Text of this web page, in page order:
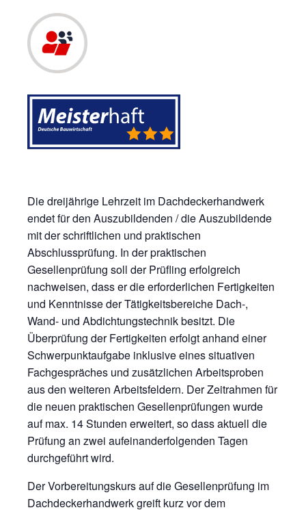
Die dreijährige Lehrzeit im Dachdeckerhandwerk
endet für den Auszubildenden / die Auszubildende
mit der schriftlichen und praktischen
Abschlussprüfung. In der praktischen
Gesellenprüfung soll der Prüfling erfolgreich
nachweisen, dass er die erforderlichen Fertigkeiten
und Kenntnisse der Tätigkeitsbereiche Dach-,
Wand- und Abdichtungstechnik besitzt. Die
Überprüfung der Fertigkeiten erfolgt anhand einer
Schwerpunktaufgabe inklusive eines situativen
Fachgespräches und zusätzlichen Arbeitsproben
aus den weiteren Arbeitsfeldern. Der Zeitrahmen für
die neuen praktischen Gesellenprüfungen wurde
auf max. 14 Stunden erweitert, so dass aktuell die
Prüfung an zwei aufeinanderfolgenden Tagen
durchgeführt wird.
Der Vorbereitungskurs auf die Gesellenprüfung im
Dachdeckerhandwerk greift kurz vor dem